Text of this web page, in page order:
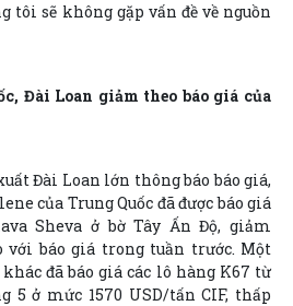
tôi sẽ không gặp vấn đề về nguồn
Đài Loan giảm theo báo giá của
Đài Loan lớn thông báo báo giá,
của Trung Quốc đã được báo giá
Sheva ở bờ Tây Ấn Độ, giảm
với báo giá trong tuần trước. Một
đã báo giá các lô hàng K67 từ
5 ở mức 1570 USD/tấn CIF, thấp